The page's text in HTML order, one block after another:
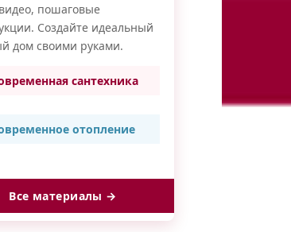
пошаговые
Создайте идеальный
дом своими руками.
сантехника
отопление
Все материалы →